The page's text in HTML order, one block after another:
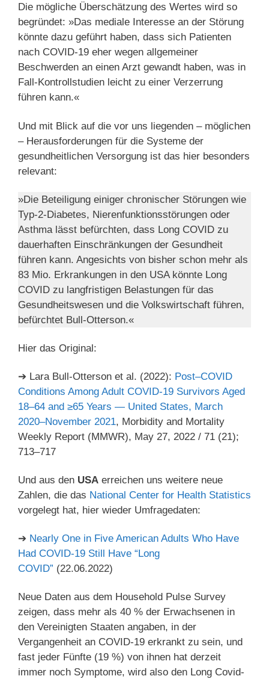
Die mögliche Überschätzung des Wertes wird so
begründet: »Das mediale Interesse an der Störung
könnte dazu geführt haben, dass sich Patienten
nach COVID-19 eher wegen allgemeiner
Beschwerden an einen Arzt gewandt haben, was in
Fall-Kontrollstudien leicht zu einer Verzerrung
führen kann.«
Und mit Blick auf die vor uns liegenden – möglichen
– Herausforderungen für die Systeme der
gesundheitlichen Versorgung ist das hier besonders
relevant:
»Die Beteiligung einiger chronischer Störungen wie
Typ-2-Diabetes, Nierenfunktionsstörungen oder
Asthma lässt befürchten, dass Long COVID zu
dauerhaften Einschränkungen der Gesundheit
führen kann. Angesichts von bisher schon mehr als
83 Mio. Erkrankungen in den USA könnte Long
COVID zu langfristigen Belastungen für das
Gesundheitswesen und die Volkswirtschaft führen,
befürchtet Bull-Otterson.«
Hier das Original:
➔ Lara Bull-Otterson et al. (2022): Post–COVID
Conditions Among Adult COVID-19 Survivors Aged
18–64 and ≥65 Years — United States, March
2020–November 2021, Morbidity and Mortality
Weekly Report (MMWR), May 27, 2022 / 71 (21);
713–717
Und aus den USA erreichen uns weitere neue
Zahlen, die das National Center for Health Statistics
vorgelegt hat, hier wieder Umfragedaten:
➔ Nearly One in Five American Adults Who Have
Had COVID-19 Still Have “Long
COVID” (22.06.2022)
Neue Daten aus dem Household Pulse Survey
zeigen, dass mehr als 40 % der Erwachsenen in
den Vereinigten Staaten angaben, in der
Vergangenheit an COVID-19 erkrankt zu sein, und
fast jeder Fünfte (19 %) von ihnen hat derzeit
immer noch Symptome, wird also den Long Covid-